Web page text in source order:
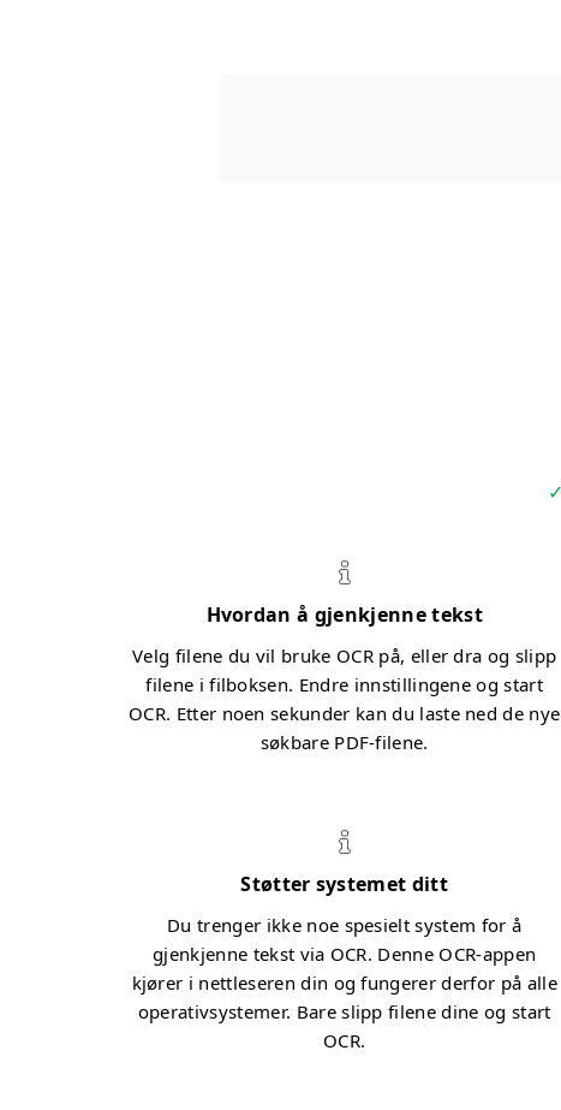
Hvordan å gjenkjenne tekst
Velg filene du vil bruke OCR på, eller dra og slipp
filene i filboksen. Endre innstillingene og start
OCR. Etter noen sekunder kan du laste ned de nye
søkbare PDF-filene.
Støtter systemet ditt
Du trenger ikke noe spesielt system for å
gjenkjenne tekst via OCR. Denne OCR-appen
kjører i nettleseren din og fungerer derfor på alle
operativsystemer. Bare slipp filene dine og start
OCR.